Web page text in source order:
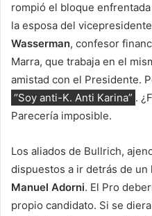
rompió el bloque enfrentada
la esposa del
Wasserman, confesor
Marra, que trabaja en el
amistad con el Presidente.
“Soy anti-K. Anti Karina” .
Parecería imposible.
Los aliados de Bullrich,
dispuestos a ir detrás de
Manuel Adorni. El Pro
propio candidato. Si se